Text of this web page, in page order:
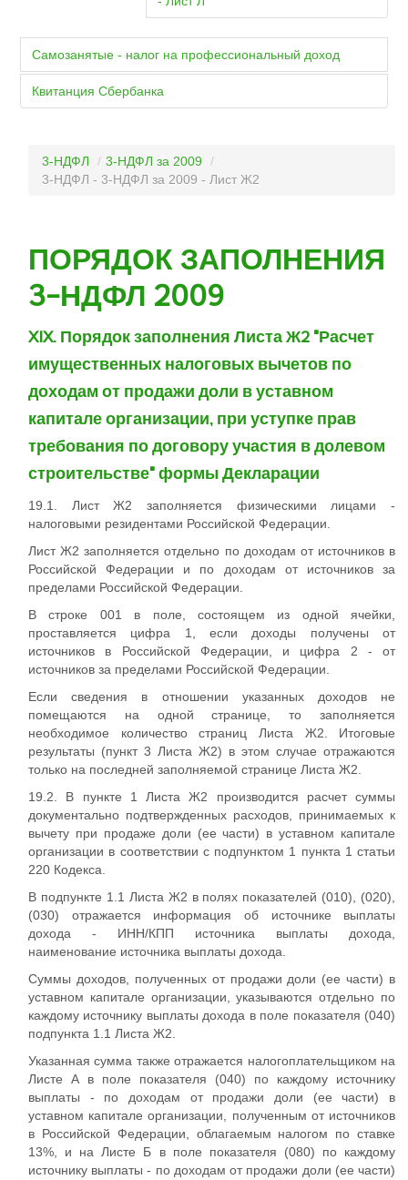
Самозанятые - налог на профессиональный доход
Квитанция Сбербанка
3-НДФЛ / 3-НДФЛ за 2009
/
3-НДФЛ - 3-НДФЛ за 2009 - Лист Ж2
ПОРЯДОК ЗАПОЛНЕНИЯ
3-НДФЛ 2009
XIX. Порядок заполнения Листа Ж2 "Расчет
имущественных налоговых вычетов по
доходам от продажи доли в уставном
капитале организации, при уступке прав
требования по договору участия в долевом
строительстве" формы Декларации
19.1. Лист Ж2 заполняется физическими лицами -
налоговыми резидентами Российской Федерации.
Лист Ж2 заполняется отдельно по доходам от источников в
Российской Федерации и по доходам от источников за
пределами Российской Федерации.
В строке 001 в поле, состоящем из одной ячейки,
проставляется цифра 1, если доходы получены от
источников в Российской Федерации, и цифра 2 - от
источников за пределами Российской Федерации.
Если сведения в отношении указанных доходов не
помещаются на одной странице, то заполняется
необходимое количество страниц Листа Ж2. Итоговые
результаты (пункт 3 Листа Ж2) в этом случае отражаются
только на последней заполняемой странице Листа Ж2.
19.2. В пункте 1 Листа Ж2 производится расчет суммы
документально подтвержденных расходов, принимаемых к
вычету при продаже доли (ее части) в уставном капитале
организации в соответствии с подпунктом 1 пункта 1 статьи
220 Кодекса.
В подпункте 1.1 Листа Ж2 в полях показателей (010), (020),
(030) отражается информация об источнике выплаты
дохода - ИНН/КПП источника выплаты дохода,
наименование источника выплаты дохода.
Суммы доходов, полученных от продажи доли (ее части) в
уставном капитале организации, указываются отдельно по
каждому источнику выплаты дохода в поле показателя (040)
подпункта 1.1 Листа Ж2.
Указанная сумма также отражается налогоплательщиком на
Листе А в поле показателя (040) по каждому источнику
выплаты - по доходам от продажи доли (ее части) в
уставном капитале организации, полученным от источников
в Российской Федерации, облагаемым налогом по ставке
13%, и на Листе Б в поле показателя (080) по каждому
источнику выплаты - по доходам от продажи доли (ее части)